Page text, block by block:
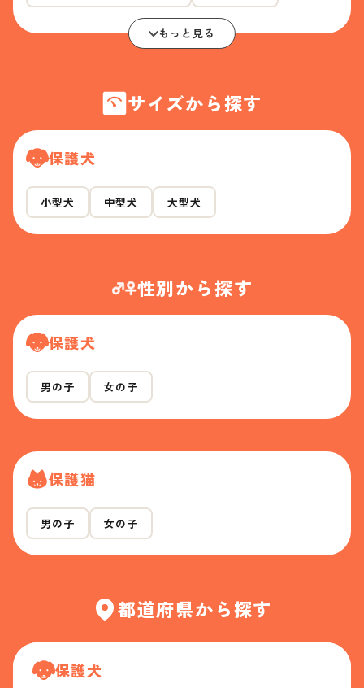
もっと見る
サイズから探す
保護犬
小型犬 中型犬 大型犬
性別から探す
保護犬
男の子 女の子
保護猫
男の子 女の子
都道府県から探す
保護犬